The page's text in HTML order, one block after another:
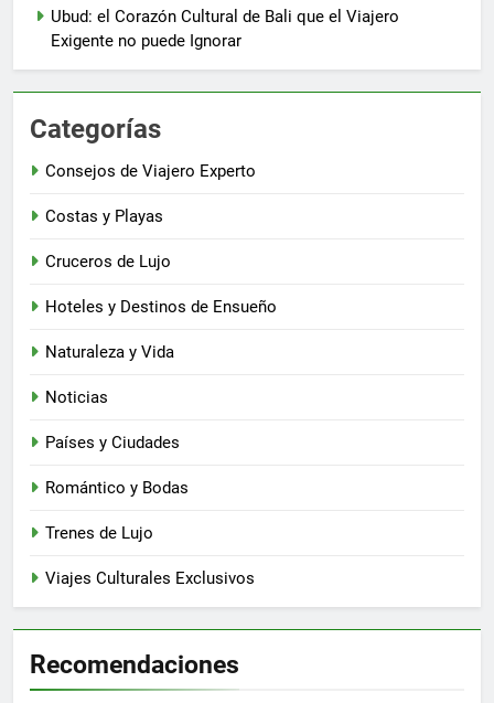
Ubud: el Corazón Cultural de Bali que el Viajero
Exigente no puede Ignorar
Categorías
Consejos de Viajero Experto
Costas y Playas
Cruceros de Lujo
Hoteles y Destinos de Ensueño
Naturaleza y Vida
Noticias
Países y Ciudades
Romántico y Bodas
Trenes de Lujo
Viajes Culturales Exclusivos
Recomendaciones